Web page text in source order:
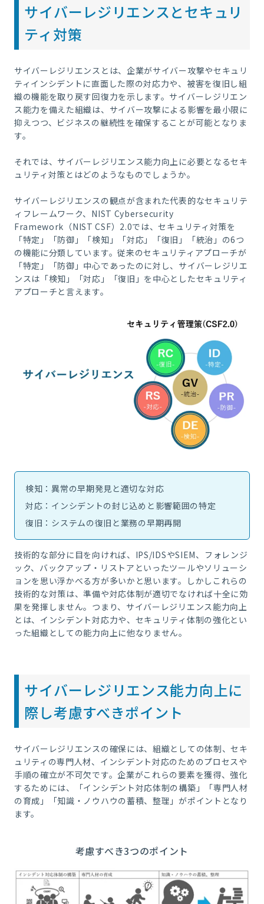
サイバーレジリエンスとセキュリ
ティ対策
サイバーレジリエンスとは、企業がサイバー攻撃やセキュリ
ティインシデントに直面した際の対応力や、被害を復旧し組
織の機能を取り戻す回復力を示します。サイバーレジリエン
ス能力を備えた組織は、サイバー攻撃による影響を最小限に
抑えつつ、ビジネスの継続性を確保することが可能となりま
す。
それでは、サイバーレジリエンス能力向上に必要となるセキ
ュリティ対策とはどのようなものでしょうか。
サイバーレジリエンスの観点が含まれた代表的なセキュリテ
ィフレームワーク、 NIST Cybersecurity
Framework （NIST CSF） 2.0では、セキュリティ対策を
「特定」「防御」「検知」「対応」「復旧」「統治」の6つ
の機能に分類しています。従来のセキュリティアプローチが
「特定」「防御」中心であったのに対し、サイバーレジリエ
ンスは「検知」「対応」「復旧」を中心としたセキュリティ
アプローチと言えます。
検知：異常の早期発見と適切な対応
対応：インシデントの封じ込めと影響範囲の特定
復旧：システムの復旧と業務の早期再開
技術的な部分に目を向ければ、 IPS/IDSやSIEM、フォレンジ
ック、バックアップ・リストアといったツールやソリューシ
ョンを思い浮かべる方が多いかと思います。しかしこれらの
技術的な対策は、準備や対応体制が適切でなければ十全に効
果を発揮しません。つまり、サイバーレジリエンス能力向上
とは、インシデント対応力や、セキュリティ体制の強化とい
った組織としての能力向上に他なりません。
サイバーレジリエンス能力向上に
際し考慮すべきポイント
サイバーレジリエンスの確保には、組織としての体制、セキ
ュリティの専門人材、インシデント対応のためのプロセスや
手順の確立が不可欠です。企業がこれらの要素を獲得、強化
するためには、「インシデント対応体制の構築」「専門人材
の育成」「知識・ノウハウの蓄積、整理」がポイントとなり
ます。
考慮すべき3つのポイント